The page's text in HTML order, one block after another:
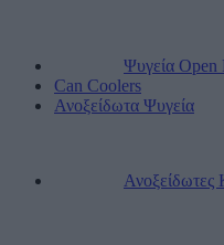
Ψυγεία Open
Can Coolers
Ανοξείδωτα Ψυγεία
Ανοξείδωτες